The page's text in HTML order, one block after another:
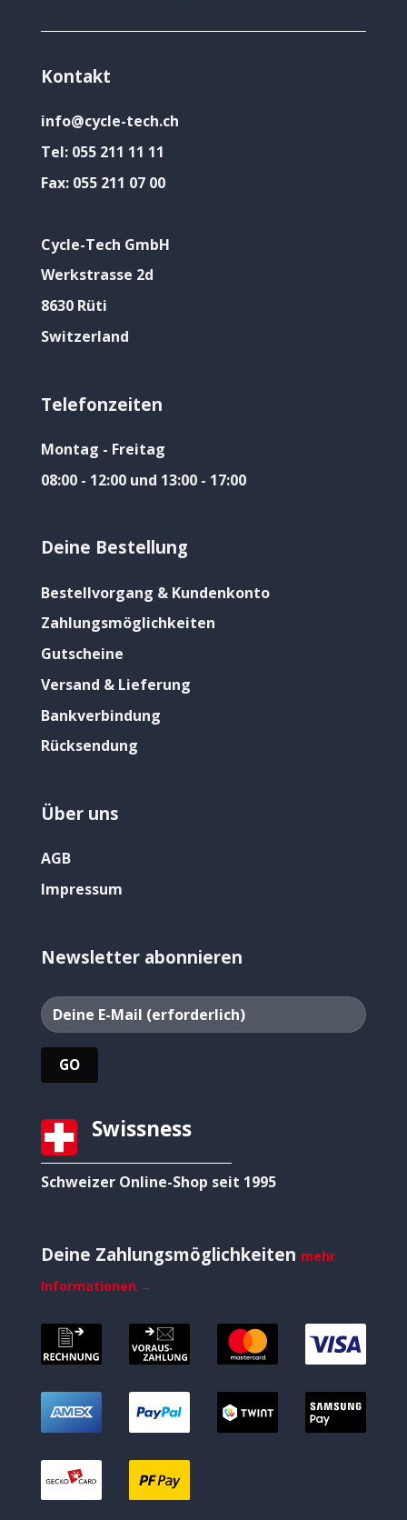
Kontakt
info@cycle-tech.ch
Tel: 055 211 11 11
Fax: 055 211 07 00
Cycle-Tech GmbH
Werkstrasse 2d
8630 Rüti
Switzerland
Telefonzeiten
Montag - Freitag
08:00 - 12:00 und 13:00 - 17:00
Deine Bestellung
Bestellvorgang & Kundenkonto
Zahlungsmöglichkeiten
Gutscheine
Versand & Lieferung
Bankverbindung
Rücksendung
Über uns
AGB
Impressum
Newsletter abonnieren
Swissness
Schweizer Online-Shop seit 1995
Deine Zahlungsmöglichkeiten mehr
Informationen →